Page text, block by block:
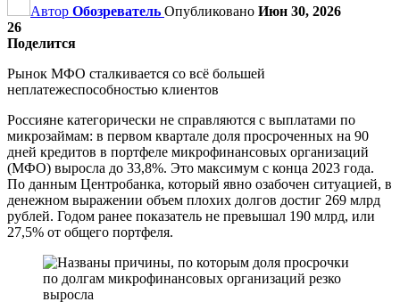
Автор Обозреватель Опубликовано Июн 30, 2026
26
Поделится
Рынок МФО сталкивается со всё большей
неплатежеспособностью клиентов
Россияне категорически не справляются с выплатами по
микрозаймам: в первом квартале доля просроченных на 90
дней кредитов в портфеле микрофинансовых организаций
(МФО) выросла до 33,8%. Это максимум с конца 2023 года.
По данным Центробанка, который явно озабочен ситуацией, в
денежном выражении объем плохих долгов достиг 269 млрд
рублей. Годом ранее показатель не превышал 190 млрд, или
27,5% от общего портфеля.